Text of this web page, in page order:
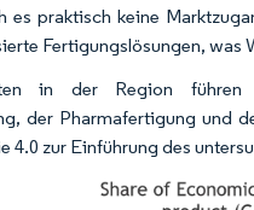
es praktisch keine
Fertigungslösungen, was
in der Region
der Pharmafertigung und
4.0 zur Einführung des